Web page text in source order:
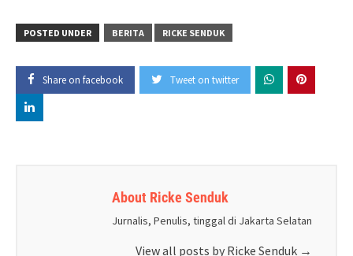
POSTED UNDER BERITA RICKE SENDUK
Share on facebook Tweet on twitter
About Ricke Senduk
Jurnalis, Penulis, tinggal di Jakarta Selatan
View all posts by Ricke Senduk →